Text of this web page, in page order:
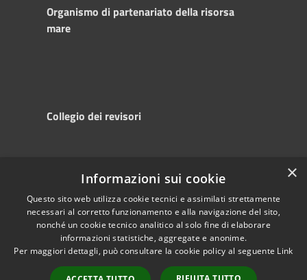
Organismo di partenariato della risorsa
mare
Collegio dei revisori
Accessibility
Privacy
Cookie
Sitemap
Copyright © 2025
Autorità di
Sistema Portuale
del Mare Adriatico
Centrale
Powered by
×
Informazioni sui cookie
Questo sito web utilizza cookie tecnici e assimilati strettamente
necessari al corretto funzionamento e alla navigazione del sito,
nonché un cookie tecnico analitico al solo fine di elaborare
informazioni statistiche, aggregate e anonime.
Per maggiori dettagli, può consultare la cookie policy al seguente Link